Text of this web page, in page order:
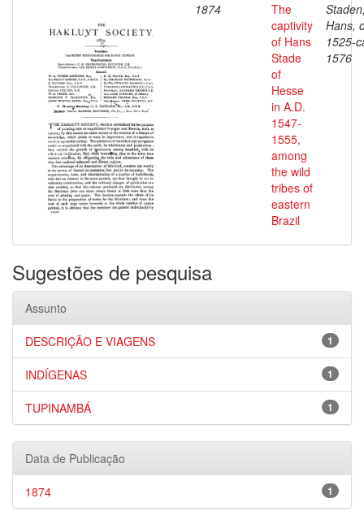
1874
The
captivity
of Hans
Stade
of
Hesse
in A.D.
1547-
1555,
among
the wild
tribes of
eastern
Brazil
Hans,
1525-
1576
Sugestões de pesquisa
Assunto
1
DESCRIÇÃO E VIAGENS
1
INDÍGENAS
1
TUPINAMBÁ
Data de Publicação
1
1874